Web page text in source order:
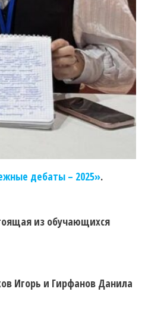
дебаты – 2025».
из обучающихся
Игорь и Гирфанов Данила